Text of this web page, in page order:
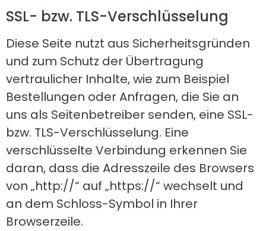
SSL- bzw. TLS-Verschlüsselung
Diese Seite nutzt aus Sicherheitsgründen
und zum Schutz der Übertragung
vertraulicher Inhalte, wie zum Beispiel
Bestellungen oder Anfragen, die Sie an
uns als Seitenbetreiber senden, eine SSL-
bzw. TLS-Verschlüsselung. Eine
verschlüsselte Verbindung erkennen Sie
daran, dass die Adresszeile des Browsers
von „http://“ auf „https://“ wechselt und
an dem Schloss-Symbol in Ihrer
Browserzeile.